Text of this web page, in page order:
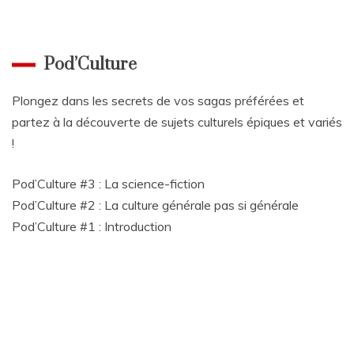
Pod’Culture
Plongez dans les secrets de vos sagas préférées et
partez à la découverte de sujets culturels épiques et variés
!
Pod’Culture #3 : La science-fiction
Pod’Culture #2 : La culture générale pas si générale
Pod’Culture #1 : Introduction